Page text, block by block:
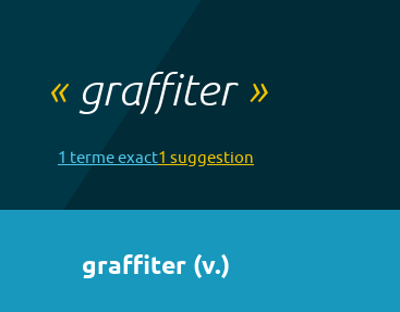
« graffiter»
1 termeexact1 suggestion
graffiter (v.)